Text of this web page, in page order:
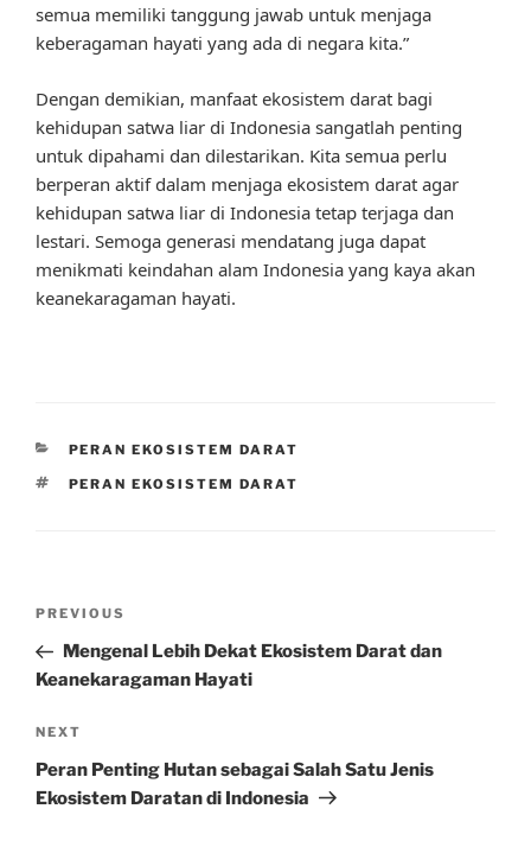
semua memiliki tanggung jawab untuk menjaga
keberagaman hayati yang ada di negara kita.”
Dengan demikian, manfaat ekosistem darat bagi
kehidupan satwa liar di Indonesia sangatlah penting
untuk dipahami dan dilestarikan. Kita semua perlu
berperan aktif dalam menjaga ekosistem darat agar
kehidupan satwa liar di Indonesia tetap terjaga dan
lestari. Semoga generasi mendatang juga dapat
menikmati keindahan alam Indonesia yang kaya akan
keanekaragaman hayati.
CATEGORIES
PERAN EKOSISTEM DARAT
TAGS
PERAN EKOSISTEM DARAT
Previous
Post
PREVIOUS
Mengenal Lebih Dekat Ekosistem Darat dan
Keanekaragaman Hayati
Next
Post
NEXT
Peran Penting Hutan sebagai Salah Satu Jenis
Ekosistem Daratan di Indonesia